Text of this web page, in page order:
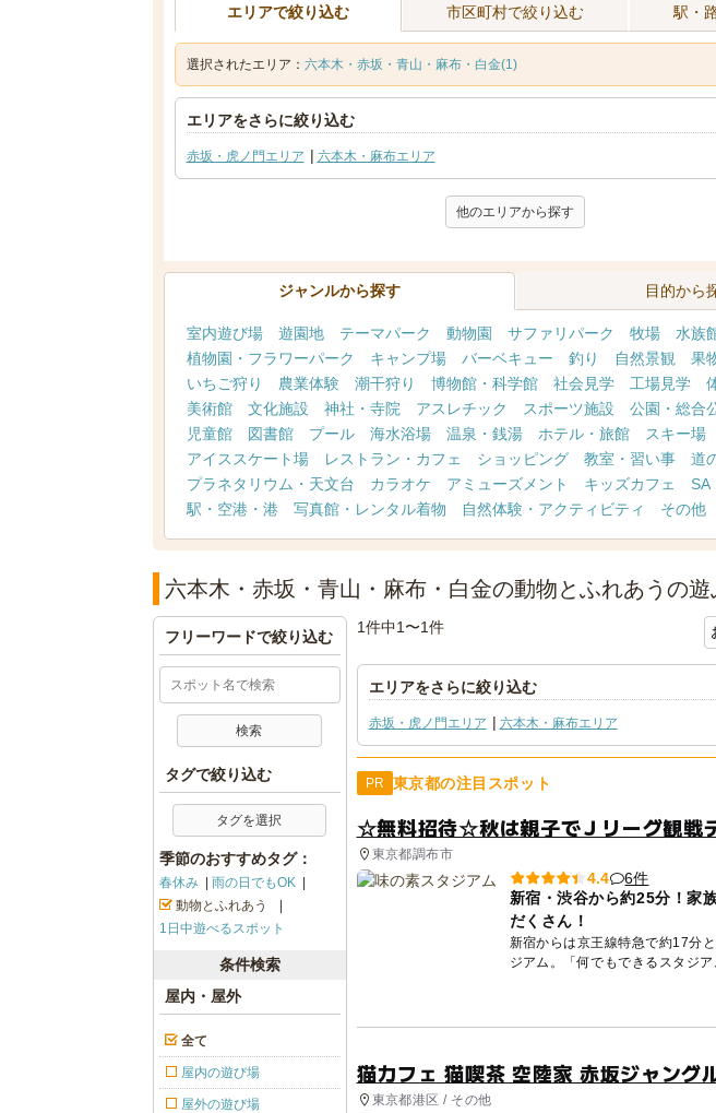
エリアで絞り込む 市区町村で絞り込む 駅・
選択されたエリア： 六本木・赤坂・青山・麻布・白金(1)
エリアをさらに絞り込む
赤坂・虎ノ門エリア 六本木・麻布エリア
他のエリアから探す
ジャンルから探す 目的から
室内遊び場 遊園地 テーマパーク 動物園 サファリパーク 牧場
水族
植物園・フラワーパーク
キャンプ場 バーベキュー 釣り 自然景観
果
いちご狩り
農業体験 潮干狩り 博物館・科学館 社会見学 工場見学
美術館
文化施設 神社・寺院 アスレチック スポーツ施設 公園・総合
児童館
図書館 プール 海水浴場 温泉・銭湯 ホテル・旅館
スキー場
アイススケート場
レストラン・カフェ ショッピング 教室・習い事 道
プラネタリウム・天文台
カラオケ アミューズメント キッズカフェ
SA
駅・空港・港
写真館・レンタル着物 自然体験・アクティビティ その他
六本木・赤坂・青山・麻布・白金の動物とふれあうの
1件中1〜1件
エリアをさらに絞り込む
赤坂・虎ノ門エリア 六本木・麻布エリア
PR 東京都の注目スポット
☆無料招待☆秋は親子でＪリーグ観戦
東京都調布市
4.4
6件
新宿・渋谷から約25分！家
だくさん！
新宿からは京王線特急で約17分
ジアム。「何でもできるスタジ
猫カフェ 猫喫茶 空陸家 赤坂ジャング
東京都港区 / その他
フリーワードで絞り込む
タグで絞り込む
タグを選択
季節のおすすめタグ：
春休み
雨の日でもOK
動物とふれあう
1日中遊べるスポット
条件検索
屋内・屋外
全て
屋内の遊び場
屋外の遊び場